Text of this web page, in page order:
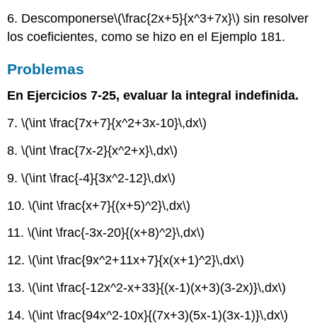
6. Descomponerse\(\frac{2x+5}{x^3+7x}\) sin resolver
los coeficientes, como se hizo en el Ejemplo 181.
Problemas
En Ejercicios 7-25, evaluar la integral indefinida.
7.\(\int \frac{7x+7}{x^2+3x-10}\,dx\)
8.\(\int \frac{7x-2}{x^2+x}\,dx\)
9.\(\int \frac{-4}{3x^2-12}\,dx\)
10.\(\int \frac{x+7}{(x+5)^2}\,dx\)
11.\(\int \frac{-3x-20}{(x+8)^2}\,dx\)
12.\(\int \frac{9x^2+11x+7}{x(x+1)^2}\,dx\)
13.\(\int \frac{-12x^2-x+33}{(x-1)(x+3)(3-2x)}\,dx\)
14.\(\int \frac{94x^2-10x}{(7x+3)(5x-1)(3x-1)}\,dx\)